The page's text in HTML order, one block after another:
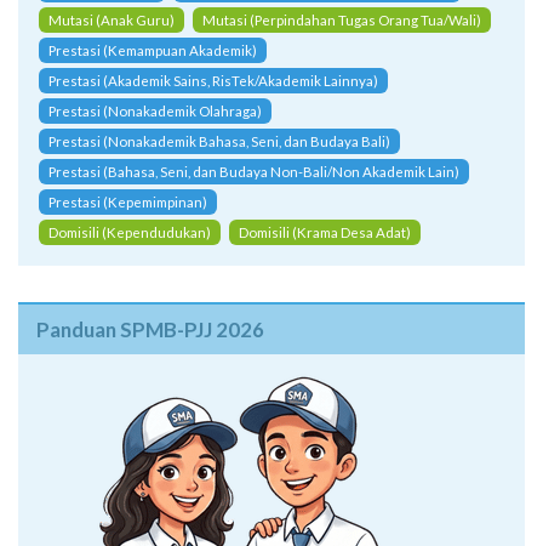
Mutasi (Anak Guru)
Mutasi (Perpindahan Tugas Orang Tua/Wali)
Prestasi (Kemampuan Akademik)
Prestasi (Akademik Sains, RisTek/Akademik Lainnya)
Prestasi (Nonakademik Olahraga)
Prestasi (Nonakademik Bahasa, Seni, dan Budaya Bali)
Prestasi (Bahasa, Seni, dan Budaya Non-Bali/Non Akademik Lain)
Prestasi (Kepemimpinan)
Domisili (Kependudukan)
Domisili (Krama Desa Adat)
Panduan SPMB-PJJ 2026